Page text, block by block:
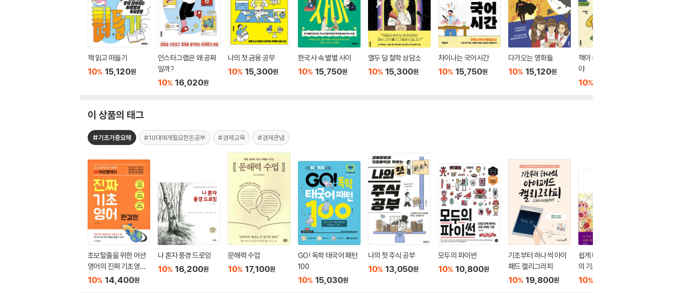
책 읽고 떠들기
10% 15,120원
인스타그램은 왜 공짜
일까?
10% 16,020원
나의 첫 금융 공부
10% 15,300원
한국사 속 별별 사이
10% 15,750원
열두 달 철학 상담소
10% 15,300원
차이나는 국어시간
10% 15,750원
다가오는 영화들
10% 15,120원
책이 우리를 이어 줄 거
야
10%
이 상품의 태그
#기초가중요해 #10대에게필요한돈공부 #경제교육 #경제관념
초보탈출을 위한 어션
영어의 진짜 기초영어
완결편
10% 14,400원
나 혼자 풍경 드로잉
10% 16,200원
문해력 수업
10% 17,100원
GO! 독학 태국어 패턴
100
10% 15,030원
나의 첫 주식 공부
10% 13,050원
모두의 파이썬
10% 10,800원
기초부터 하나씩 아이
패드 캘리그라피
10% 19,800원
쉽게 배우는 리본 자수
의 기초
10%